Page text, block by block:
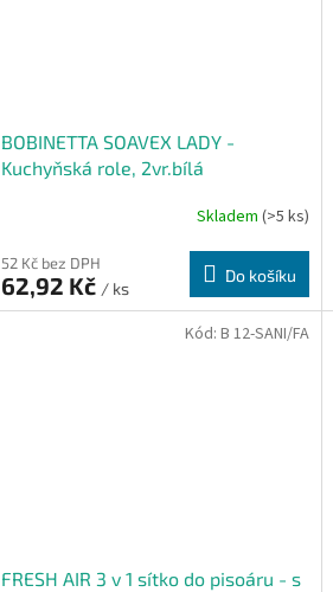
BOBINETTA SOAVEX LADY -
Kuchyňská role, 2vr.bílá
Skladem (>5 ks)
52 Kč bez DPH
62,92 Kč / ks
Do košíku
FRESH AIR 3 v 1 sítko do pisoáru - s
Kód: B 12-SANI/FA